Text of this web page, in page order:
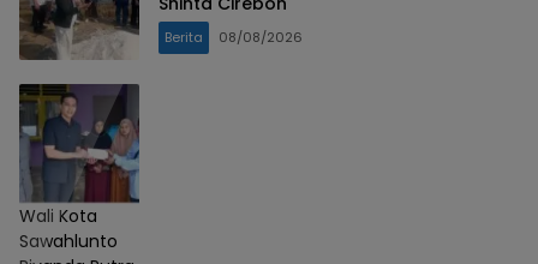
Berita 08/08/2026
Wali Kota
Sawahlunto